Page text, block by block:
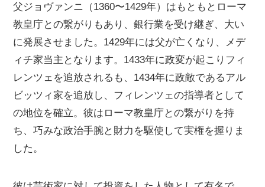
父ジョヴァンニ（1360〜1429年）はもともとローマ
教皇庁との繋がりもあり、銀行業を受け継ぎ、大い
に発展させました。1429年には父が亡くなり、メデ
ィチ家当主となります。1433年に政変が起こりフィ
レンツェを追放されるも、1434年に政敵であるアル
ビッツィ家を追放し、フィレンツェの指導者として
の地位を確立。彼はローマ教皇庁との繋がりを持
ち、巧みな政治手腕と財力を駆使して実権を握りま
した。